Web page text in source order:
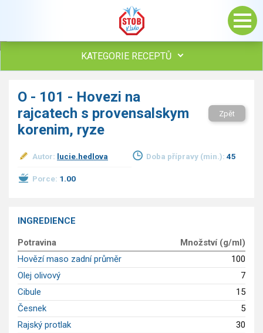
KATEGORIE RECEPTŮ
Polévky
Studená kuchyně
Maso
hovězí, telecí
vepřové
Omáčky
Bezmasé a zeleninové
Saláty
Sladké pokrmy
Dezerty
Nápoje
O - 101 - Hovezi na
rajcatech s provensalskym
korenim, ryze
Zpět
Autor: lucie.hedlova Doba přípravy (min.): 45
Porce: 1.00
INGREDIENCE
Potravina
Množství (g/ml)
Hovězí maso zadní průměr
100
Olej olivový
7
Cibule
15
Česnek
5
Rajský protlak
30